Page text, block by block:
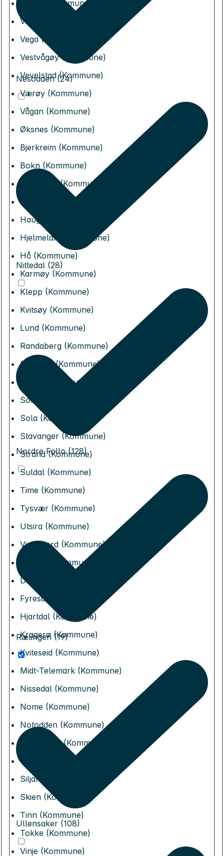
Træna (Kommune)
Vefsn (Kommune)
Vega (Kommune)
Vestvågøy (Kommune)
Vevelstad (Kommune)
Værøy (Kommune)
Vågan (Kommune)
Øksnes (Kommune)
Bjerkreim (Kommune)
Bokn (Kommune)
Eigersund (Kommune)
Gjesdal (Kommune)
Haugesund (Kommune)
Hjelmeland (Kommune)
Hå (Kommune)
Karmøy (Kommune)
Klepp (Kommune)
Kvitsøy (Kommune)
Lund (Kommune)
Randaberg (Kommune)
Sandnes (Kommune)
Sauda (Kommune)
Sokndal (Kommune)
Sola (Kommune)
Stavanger (Kommune)
Strand (Kommune)
Suldal (Kommune)
Time (Kommune)
Tysvær (Kommune)
Utsira (Kommune)
Vindafjord (Kommune)
Bamble (Kommune)
Drangedal (Kommune)
Fyresdal (Kommune)
Hjartdal (Kommune)
Kragerø (Kommune)
Kviteseid (Kommune)
Midt-Telemark (Kommune)
Nissedal (Kommune)
Nome (Kommune)
Notodden (Kommune)
Porsgrunn (Kommune)
Seljord (Kommune)
Siljan (Kommune)
Skien (Kommune)
Tinn (Kommune)
Tokke (Kommune)
Vinje (Kommune)
Nesodden (24)
Nittedal (28)
Nordre Follo (128)
Rælingen (19)
Ullensaker (108)